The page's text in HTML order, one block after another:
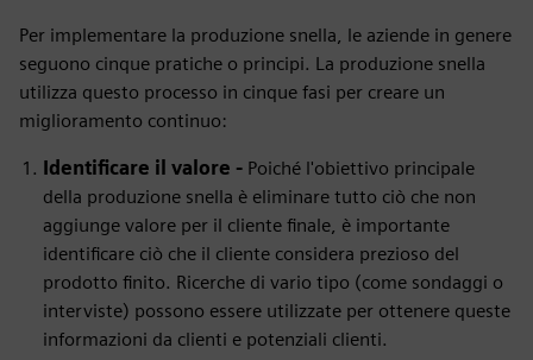
Per implementare la produzione snella, le aziende in genere
seguono cinque pratiche o principi. La produzione snella
utilizza questo processo in cinque fasi per creare un
miglioramento continuo:
Identificare il valore - Poiché l'obiettivo principale
della produzione snella è eliminare tutto ciò che non
aggiunge valore per il cliente finale, è importante
identificare ciò che il cliente considera prezioso del
prodotto finito. Ricerche di vario tipo (come sondaggi o
interviste) possono essere utilizzate per ottenere queste
informazioni da clienti e potenziali clienti.